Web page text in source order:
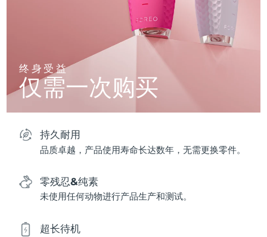
终身受益
仅需一次购买
持久耐用
品质卓越，产品使用寿命长达数年，无需更换零件。
零残忍&纯素
未使用任何动物进行产品生产和测试。
超长待机